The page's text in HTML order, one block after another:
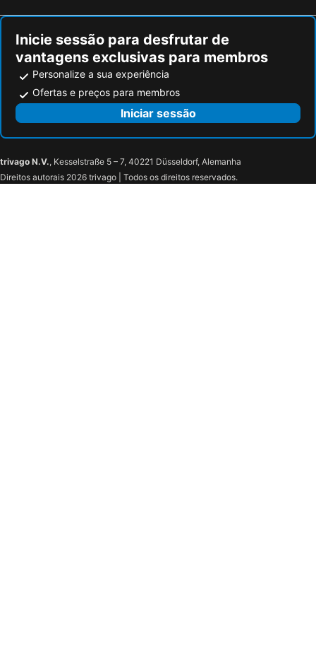
Inicie sessão para desfrutar de
vantagens exclusivas para membros
Personalize a sua experiência
Ofertas e preços para membros
Iniciar sessão
trivago N.V., Kesselstraße 5 – 7, 40221 Düsseldorf, Alemanha
Direitos autorais 2026 trivago | Todos os direitos reservados.